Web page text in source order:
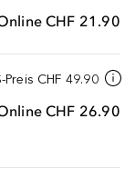
CHF 21.90
Preis CHF 49.90
CHF 26.90